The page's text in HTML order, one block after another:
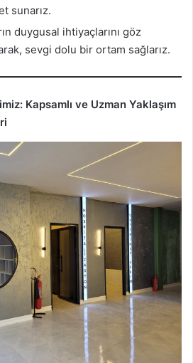
sunarız.
duygusal ihtiyaçlarını göz
sevgi dolu bir ortam sağlarız.
Kapsamlı ve Uzman Yaklaşım